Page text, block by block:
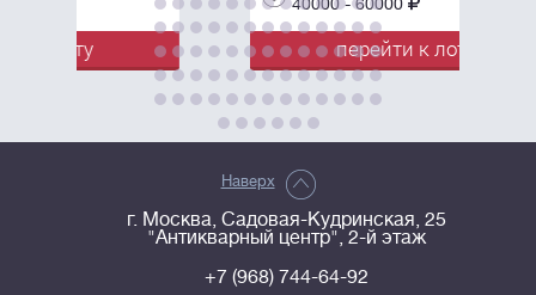
40000 - 60000
перейти к лоту
Наверх
г. Москва, Садовая-Кудринская, 25
"Антикварный центр", 2-й этаж
+7 (968) 744-64-92